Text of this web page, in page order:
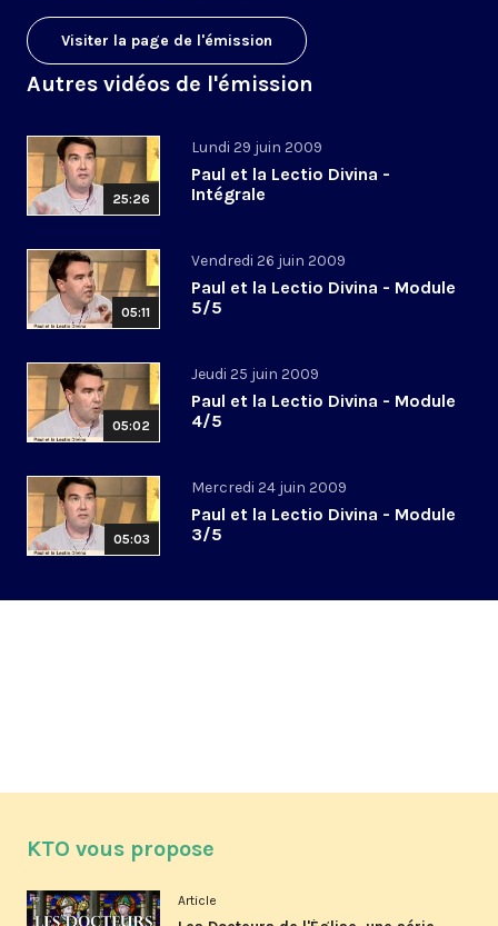
Visiter la page de l'émission
Autres vidéos de l'émission
25:26
Lundi 29 juin 2009
Paul et la Lectio Divina -
Intégrale
05:11
Vendredi 26 juin 2009
Paul et la Lectio Divina - Module
5/5
05:02
Jeudi 25 juin 2009
Paul et la Lectio Divina - Module
4/5
05:03
Mercredi 24 juin 2009
Paul et la Lectio Divina - Module
3/5
KTO vous propose
Article